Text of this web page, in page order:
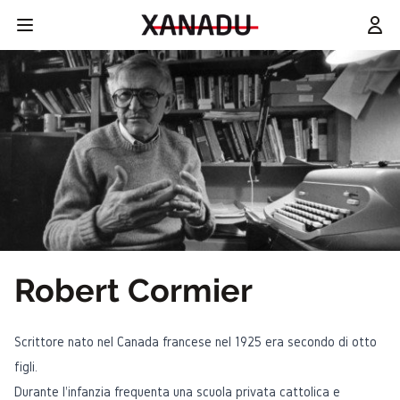
Robert Cormier
Scrittore nato nel Canada francese nel 1925 era secondo di otto
figli.
Durante l'infanzia frequenta una scuola privata cattolica e